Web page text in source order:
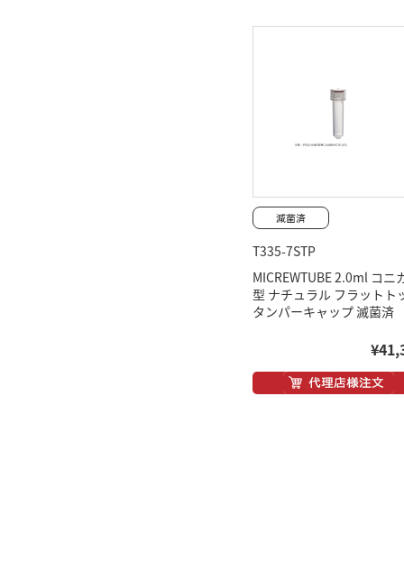
T335-7STP
MICREWTUBE 2.0ml コニ
型 ナチュラル フラットト
タンパーキャップ 滅菌済